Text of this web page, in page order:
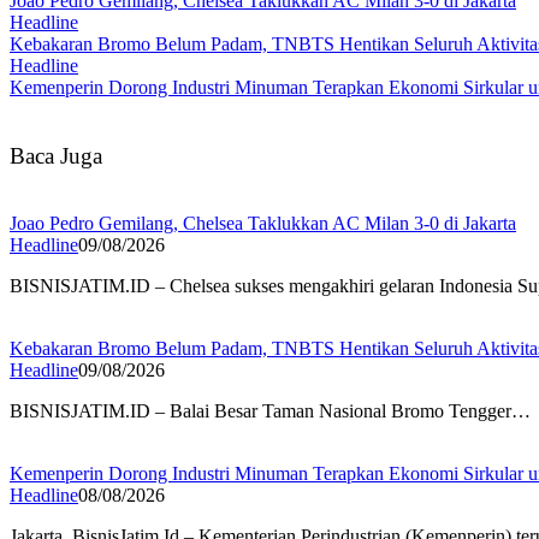
Headline
Kebakaran Bromo Belum Padam, TNBTS Hentikan Seluruh
Headline
Kemenperin Dorong Industri Minuman Terapkan Ekonomi Sirkular
Baca Juga
Joao Pedro Gemilang, Chelsea Taklukkan AC Milan 3-0 di Jakarta
Headline09/08/2026
BISNISJATIM.ID – Chelsea sukses mengakhiri gelaran Indonesia
Kebakaran Bromo Belum Padam, TNBTS Hentikan Seluruh
Headline09/08/2026
BISNISJATIM.ID – Balai Besar Taman Nasional Bromo Tengger…
Kemenperin Dorong Industri Minuman Terapkan Ekonomi Sirkular
Headline08/08/2026